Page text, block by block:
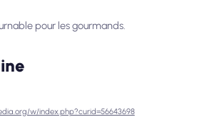
pour les gourmands.
w/index.php?curid=56643698